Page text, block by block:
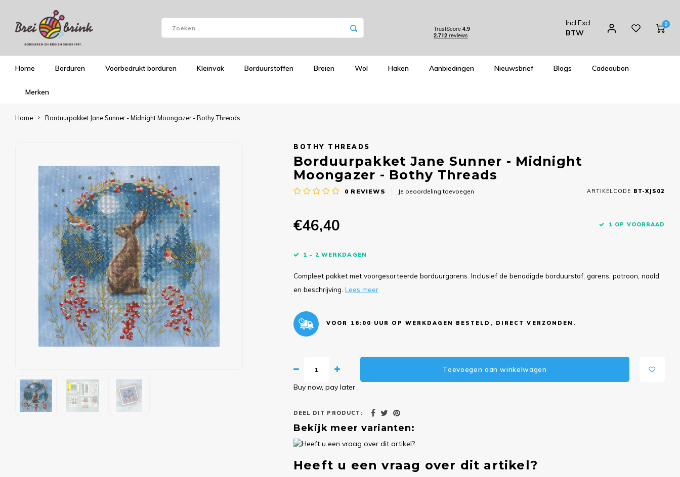
Incl.Excl.
BTW
0
Home Borduren Voorbedrukt borduren Kleinvak Borduurstoffen Breien Wol Haken Aanbiedingen Nieuwsbrief Blogs Cadeaubon
Merken
Home Borduurpakket Jane Sunner - Midnight Moongazer - Bothy Threads
BOTHY THREADS
Borduurpakket Jane Sunner - Midnight
Moongazer - Bothy Threads
0 REVIEWS Je beoordeling toevoegen ARTIKELCODE BT-XJS02
€46,40 1 OP VOORRAAD
1 - 2 WERKDAGEN
Compleet pakket met voorgesorteerde borduurgarens. Inclusief de benodigde borduurstof, garens, patroon, naald
en beschrijving. Lees meer
VOOR 16:00 UUR OP WERKDAGEN BESTELD, DIRECT VERZONDEN.
Toevoegen aan winkelwagen
Buy now, pay later
DEEL DIT PRODUCT:
Bekijk meer varianten:
Heeft u een vraag over dit artikel?